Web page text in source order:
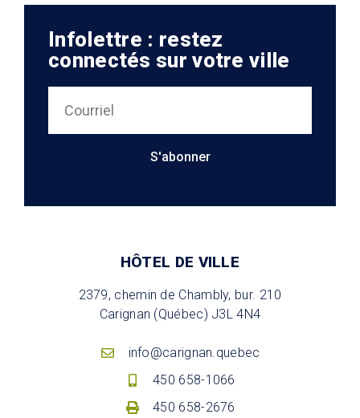
Infolettre : restez
connectés sur votre ville
S'abonner
HÔTEL DE VILLE
2379, chemin de Chambly, bur. 210
Carignan (Québec) J3L 4N4
info@carignan.quebec
450 658-1066
450 658-2676